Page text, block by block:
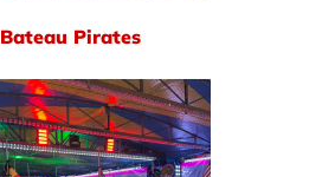
Bateau Pirates